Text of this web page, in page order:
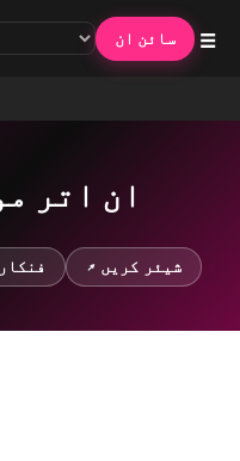
سائن ان ☰
ان اتر
♡ ↗ شیئر کریں